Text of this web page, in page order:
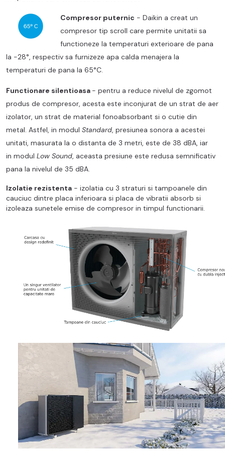
Compresor puternic - Daikin a creat un
compresor tip scroll care permite unitatii sa
functioneze la temperaturi exterioare de pana
la -28°, respectiv sa furnizeze apa calda menajera la
temperaturi de pana la 65°C.
Functionare silentioasa - pentru a reduce nivelul de zgomot
produs de compresor, acesta este inconjurat de un strat de aer
izolator, un strat de material fonoabsorbant si o cutie din
metal. Astfel, in modul Standard, presiunea sonora a acestei
unitati, masurata la o distanta de 3 metri, este de 38 dBA, iar
in modul Low Sound, aceasta presiune este redusa semnificativ
pana la nivelul de 35 dBA.
Izolatie rezistenta - izolatia cu 3 straturi si tampoanele din
cauciuc dintre placa inferioara si placa de vibratii absorb si
izoleaza sunetele emise de compresor in timpul functionarii.